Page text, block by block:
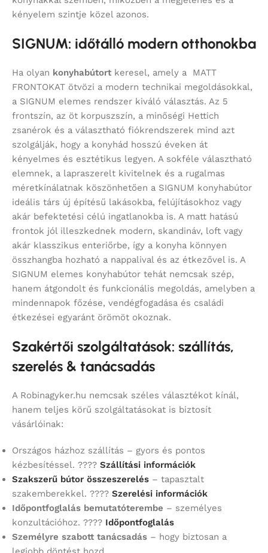
kényelem szintje közel azonos.
SIGNUM: időtálló modern otthonokba
Ha olyan konyhabútort keresel, amely a MATT
FRONTOKAT ötvözi a modern technikai megoldásokkal,
a SIGNUM elemes rendszer kiváló választás. Az 5
frontszín, az öt korpuszszín, a minőségi Hettich
zsanérok és a választható fiókrendszerek mind azt
szolgálják, hogy a konyhád hosszú éveken át
kényelmes és esztétikus legyen. A sokféle választható
elemnek, a lapraszerelt kivitelnek és a rugalmas
méretkínálatnak köszönhetően a SIGNUM konyhabútor
ideális társ új építésű lakásokba, felújításokhoz vagy
akár befektetési célú ingatlanokba is. A matt hatású
frontok jól illeszkednek modern, skandináv, loft vagy
akár klasszikus enteriőrbe, így a konyha könnyen
összhangba hozható a nappalival és az étkezővel is. A
SIGNUM elemes konyhabútor tehát nemcsak szép,
hanem átgondolt és funkcionális megoldás, amelyben a
mindennapok főzése, vendégfogadása és családi
étkezései egyaránt örömöt okoznak.
Szakértői szolgáltatások: szállítás,
szerelés & tanácsadás
A Robinagyker.hu nemcsak széles választékot kínál,
hanem teljes körű szolgáltatásokat is biztosít
vásárlóinak:
Országos házhoz szállítás – gyors és pontos
kézbesítéssel. ???? Szállítási információk
Szakszerű bútor összeszerelés – tapasztalt
szakemberekkel. ???? Szerelési információk
Időpontfoglalás bemutatóterembe – személyes
konzultációhoz. ???? Időpontfoglalás
Személyre szabott tanácsadás – hogy biztosan a